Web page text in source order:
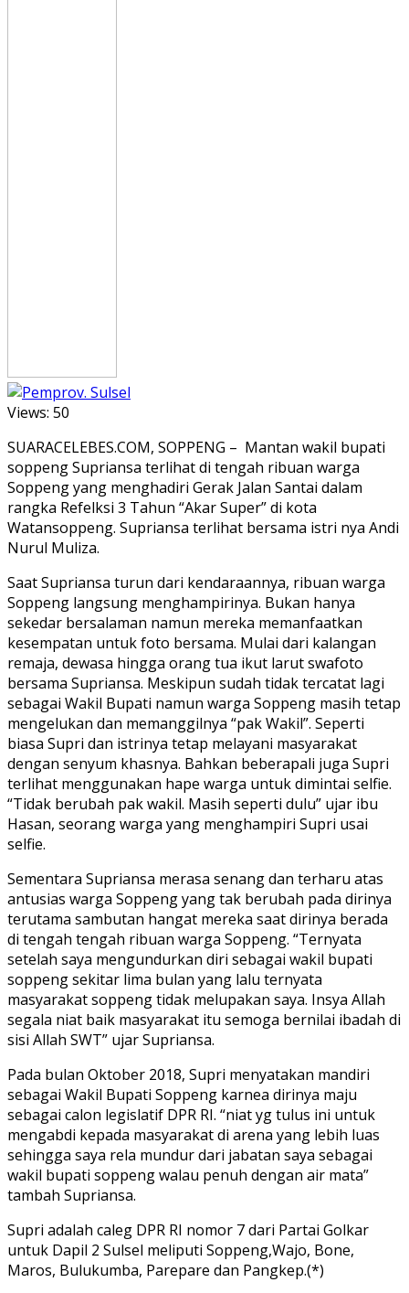
Views: 50
SUARACELEBES.COM, SOPPENG – Mantan wakil bupati
soppeng Supriansa terlihat di tengah ribuan warga
Soppeng yang menghadiri Gerak Jalan Santai dalam
rangka Refelksi 3 Tahun “Akar Super” di kota
Watansoppeng. Supriansa terlihat bersama istri nya Andi
Nurul Muliza.
Saat Supriansa turun dari kendaraannya, ribuan warga
Soppeng langsung menghampirinya. Bukan hanya
sekedar bersalaman namun mereka memanfaatkan
kesempatan untuk foto bersama. Mulai dari kalangan
remaja, dewasa hingga orang tua ikut larut swafoto
bersama Supriansa. Meskipun sudah tidak tercatat lagi
sebagai Wakil Bupati namun warga Soppeng masih tetap
mengelukan dan memanggilnya “pak Wakil”. Seperti
biasa Supri dan istrinya tetap melayani masyarakat
dengan senyum khasnya. Bahkan beberapali juga Supri
terlihat menggunakan hape warga untuk dimintai selfie.
“Tidak berubah pak wakil. Masih seperti dulu” ujar ibu
Hasan, seorang warga yang menghampiri Supri usai
selfie.
Sementara Supriansa merasa senang dan terharu atas
antusias warga Soppeng yang tak berubah pada dirinya
terutama sambutan hangat mereka saat dirinya berada
di tengah tengah ribuan warga Soppeng. “Ternyata
setelah saya mengundurkan diri sebagai wakil bupati
soppeng sekitar lima bulan yang lalu ternyata
masyarakat soppeng tidak melupakan saya. Insya Allah
segala niat baik masyarakat itu semoga bernilai ibadah di
sisi Allah SWT” ujar Supriansa.
Pada bulan Oktober 2018, Supri menyatakan mandiri
sebagai Wakil Bupati Soppeng karnea dirinya maju
sebagai calon legislatif DPR RI. “niat yg tulus ini untuk
mengabdi kepada masyarakat di arena yang lebih luas
sehingga saya rela mundur dari jabatan saya sebagai
wakil bupati soppeng walau penuh dengan air mata”
tambah Supriansa.
Supri adalah caleg DPR RI nomor 7 dari Partai Golkar
untuk Dapil 2 Sulsel meliputi Soppeng,Wajo, Bone,
Maros, Bulukumba, Parepare dan Pangkep.(*)